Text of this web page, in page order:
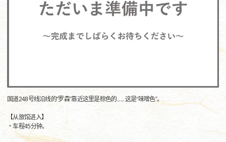
国道248号线沿线的“罗森”靠近这里是棕色的...... 这是“味噌色”。
【从旅馆进入】
・车程45分钟。